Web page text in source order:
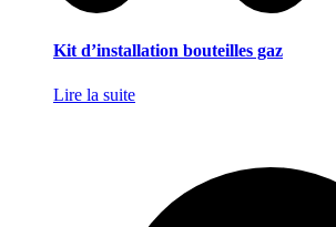
Kit d’installation bouteilles gaz
Lire la suite